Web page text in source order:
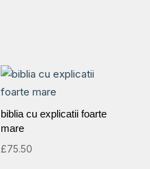
biblia cu explicatii foarte
mare
£75.50